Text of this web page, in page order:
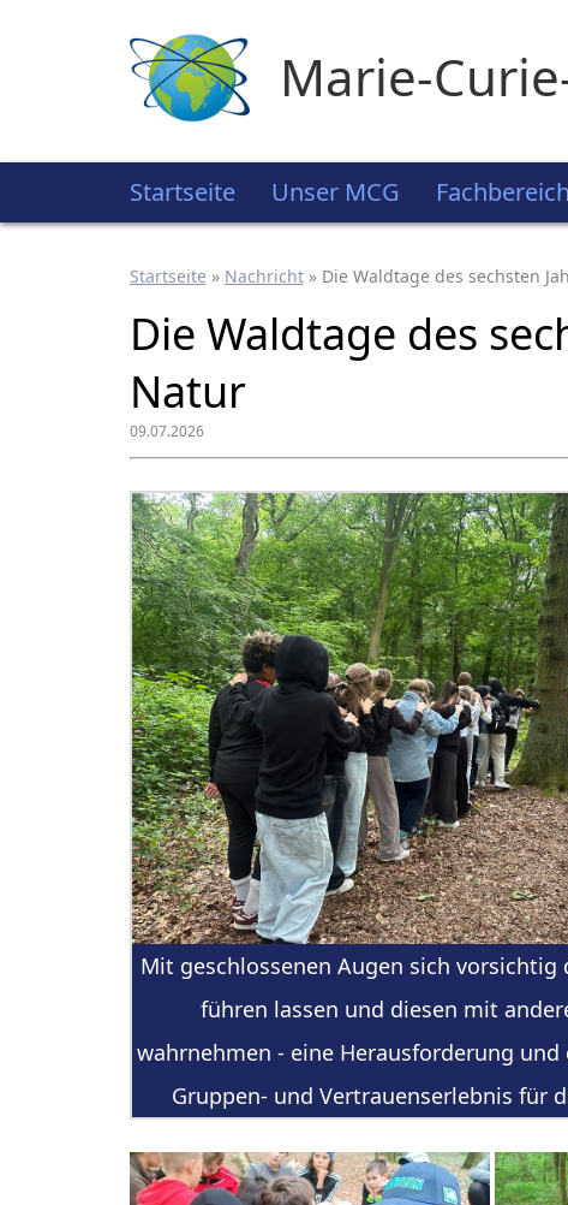
Marie-
Startseite Unser MCG
Startseite » Nachricht» Die Waldtage des sechsten
Die Waldtage des
Natur
09.07.2026
Mit geschlossenen Augen sich vorsichtig
führen lassen und diesen mit
wahrnehmen - eine Herausforderung und
Gruppen- und Vertrauenserlebnis für